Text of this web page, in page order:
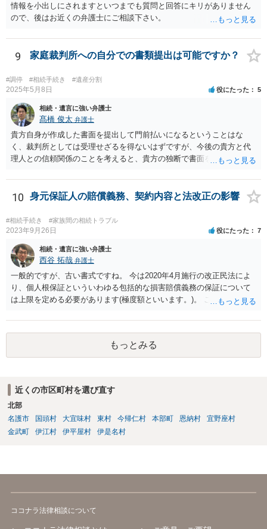
情報を小出しにされますといつまでも質問と回答にキリがありません
ので、後はお近くの弁護士にご相談下さい。
9 家庭裁判所への自分での書類提出は可能ですか？
#調停 #相続手続き #遺産分割
2025年5月8日 役にたった 5
相続・遺言に強い弁護士
髙橋 俊太 弁護士
貴方自身が作成した書面を提出して門前払いになるということはな
く、裁判所としては受理せざるを得ないはずですが、今後の貴方と代
理人との信頼関係のことを考えると、貴方の独断で書面を提出したり
士が主張書面の提出を渋っているようですが、弁護士として提出の実
益がないと考えている可能性もあると思いますので、そのあたりも含
めて、弁護士見解を確認等するためによく打ち合わせた方がよいと思
います。単に面倒臭いということで書面提出をしないということであ
れば、当該弁護士との委任関係を修了した上で、貴方のほうで書面提
出することを検討なさった方がよいでしょう。
10 身元保証人の賠償義務、契約内容と法改正の影響
#相続手続き #家族間の相続トラブル
2023年9月26日 役にたった 7
相続・遺言に強い弁護士
西谷 拓哉 弁護士
一般的ですが、古い書式ですね。 今は2020年4月施行の改正民法によ
り、個人根保証といういわゆる包括的な損害賠償義務の保証について
は上限を定める必要があります(極度額といいます。)。 この書式にサ
り、会社側は請求できない可能性が高そうです。
もっとみる
近くの市区町村を選び直す
北部
名護市
国頭村 大宜味村 東村 今帰仁村 本部町 恩納村
宜野座村
金武町
伊江村 伊平屋村 伊是名村
ココナラ法律相談について